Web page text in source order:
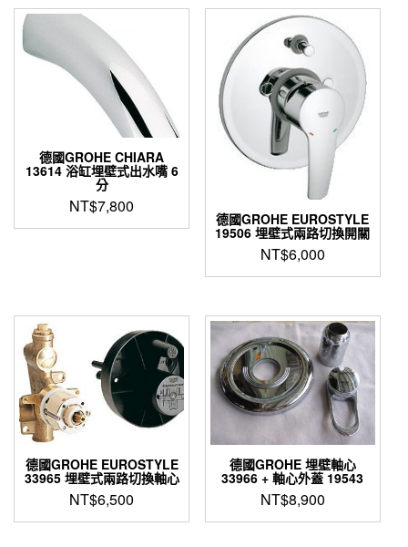
德國GROHE CHIARA
13614 浴缸埋壁式出水嘴 6
分
NT$7,800
德國GROHE EUROSTYLE
19506 埋壁式兩路切換開關
NT$6,000
德國GROHE EUROSTYLE
33965 埋壁式兩路切換軸心
NT$6,500
德國GROHE 埋壁軸心
33966 + 軸心外蓋 19543
NT$8,900